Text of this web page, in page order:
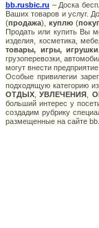
bb.rusbic.ru – Доска
Ваших товаров и услуг.
(продажа), куплю (
Продать или купить Вы
изделия, косметика,
товары, игры,
грузоперевозки,
могут внести
Особые привилегии
подходящую категорию
ОТДЫХ ,УВЛЕЧЕНИЯ
больший интерес у
создадим рубрику
размещенные на сайте